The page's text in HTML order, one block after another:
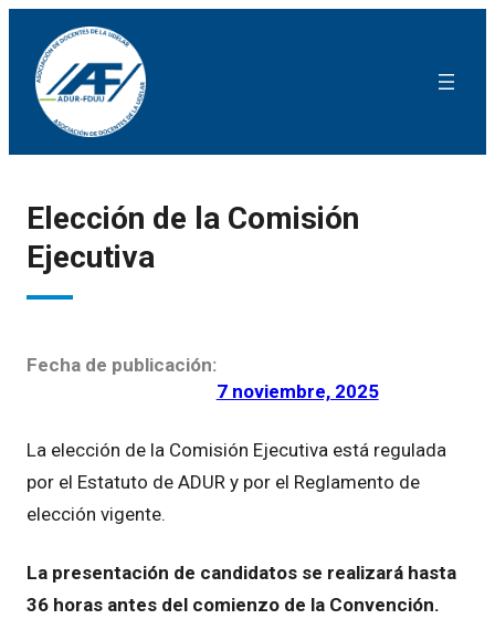
Elección de la Comisión
Ejecutiva
Fecha de publicación:
7 noviembre, 2025
La elección de la Comisión Ejecutiva está regulada
por el Estatuto de ADUR y por el Reglamento de
elección vigente.
La presentación de candidatos se realizará hasta
36 horas antes del comienzo de la Convención.